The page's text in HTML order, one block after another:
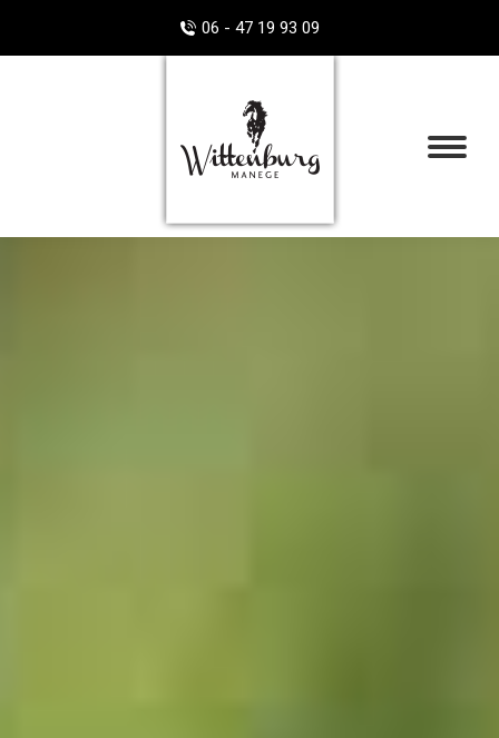
06 - 47 19 93 09